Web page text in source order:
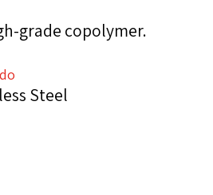
grade copolymer.
Steel